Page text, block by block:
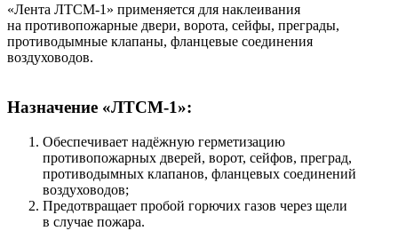
«Лента ЛТСМ-1» применяется для наклеивания
на противопожарные двери, ворота, сейфы, преграды,
противодымные клапаны, фланцевые соединения
воздуховодов.
Назначение «ЛТСМ-1»:
Обеспечивает надёжную герметизацию
противопожарных дверей, ворот, сейфов, преград,
противодымных клапанов, фланцевых соединений
воздуховодов;
Предотвращает пробой горючих газов через щели
в случае пожара.